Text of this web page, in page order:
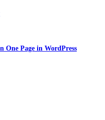
One Page in WordPress